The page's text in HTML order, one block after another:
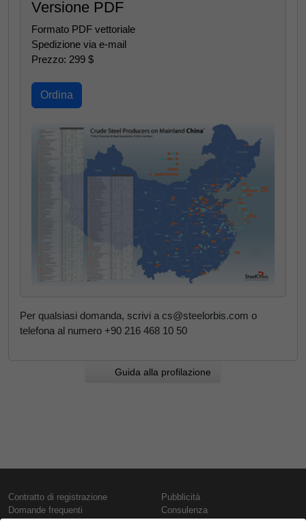
Versione PDF
Formato PDF vettoriale
Spedizione via e-mail
Prezzo: 299 $
Ordina
Per qualsiasi domanda, scrivi a cs@steelorbis.com o
telefona al numero +90 216 468 10 50
Guida alla profilazione
Contratto di registrazione
Domande frequenti
Pubblicità
Consulenza